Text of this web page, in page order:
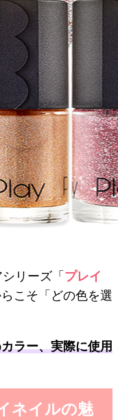
リーズ「 プレイ
こそ「どの色を選
ラー、実際に使用
ネイルの魅